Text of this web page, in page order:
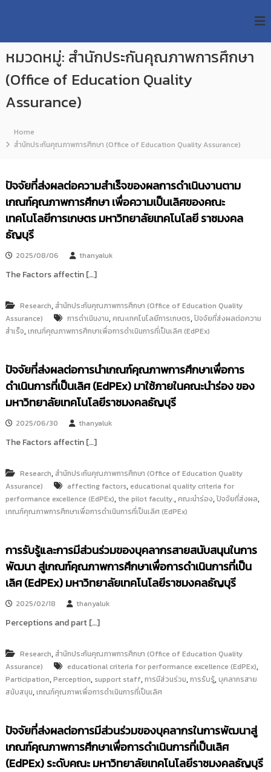
p
T
T
e
e
a
c
h
R
e
p
o
i
o
r
y
ค
ลั
ง
ข้
อ
มู
ง
า
น
วิ
ท
า
ย
ค
โ
ล
ยี
ร
า
ช
ม
ค
ธั
บุ
รี
หมวดหมู่: สำนักประกันคุณภาพการศึกษา
(Office of Education Quality
Assurance)
Home
สำนักประกันคุณภาพการศึกษา (Office of Education Quality Assurance)
ปัจจัยที่ส่งผลต่อความสำเร็จของผลการดำเนินงานตาม
เกณฑ์คุณภาพการศึกษา เพื่อความเป็นเลิศของคณะ
เทคโนโลยีการเกษตร มหาวิทยาลัยเทคโนโลยี ราชมงคล
ธัญบุรี
2025/08/06 thanyaluk
The Factors affectin […]
Research, สำนักประกันคุณภาพการศึกษา (Office of Education Quality
Assurance)
การดำเนินงาน,คณะเทคโนโลยีการเกษตร,ปัจจัยที่ส่งผลต่อความ
สำเร็จ,เกณฑ์คุณภาพการศึกษาเพื่อการดำเนินการที่เป็นเลิศ (EdPEx)
ปัจจัยที่ส่งผลต่อการนำเกณฑ์คุณภาพการศึกษาเพื่อการ
ดำเนินการที่เป็นเลิศ (EdPEx) มาใช้ภายในคณะนำร่อง ของ
มหาวิทยาลัยเทคโนโลยีราชมงคลธัญบุรี
2025/06/30 thanyaluk
The Factors affectin […]
Research, สำนักประกันคุณภาพการศึกษา (Office of Education Quality
Assurance)
affecting factors, educational quality criteria for
performance excellence (EdPEx),the pilot faculty.,คณะนำร่อง,ปัจจัยที่ส่งผล,
เกณฑ์คุณภาพการศึกษาเพื่อการดำเนินการที่เป็นเลิศ (EdPEx)
การรับรู้และการมีส่วนร่วมของบุคลากรสายสนับสนุนในการ
พัฒนา สู่เกณฑ์คุณภาพการศึกษาเพื่อการดำเนินการที่เป็น
เลิศ (EdPEx) มหาวิทยาลัยเทคโนโลยีราชมงคลธัญบุรี
2025/02/18 thanyaluk
Perceptions and part […]
Research, สำนักประกันคุณภาพการศึกษา (Office of Education Quality
Assurance)
educational criteria for performance excellence (EdPEx),
Participation,Perception, support staff,การมีส่วนร่วม,การรับรู้,บุคลากรสาย
สนับสนุน,เกณฑ์คุณภาพเพื่อการดำเนินการที่เป็นเลิศ
ปัจจัยที่ส่งผลต่อการมีส่วนร่วมของบุคลากรในการพัฒนาสู่
เกณฑ์คุณภาพการศึกษาเพื่อการดำเนินการที่เป็นเลิศ
(EdPEx) ระดับคณะ มหาวิทยาลัยเทคโนโลยีราชมงคลธัญบุรี